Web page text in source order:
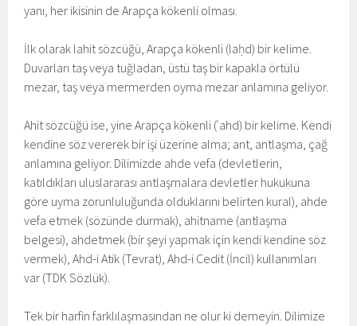
yanı, her ikisinin de Arapça kökenli olması.
İlk olarak lahit sözcüğü, Arapça kökenli (laḥd) bir kelime.
Duvarları taş veya tuğladan, üstü taş bir kapakla örtülü
mezar, taş veya mermerden oyma mezar anlamına geliyor.
Ahit sözcüğü ise, yine Arapça kökenli (ʿahd) bir kelime. Kendi
kendine söz vererek bir işi üzerine alma; ant, antlaşma, çağ
anlamına geliyor. Dilimizde ahde vefa (devletlerin,
katıldıkları uluslararası antlaşmalara devletler hukukuna
göre uyma zorunluluğunda olduklarını belirten kural), ahde
vefa etmek (sözünde durmak), ahitname (antlaşma
belgesi), ahdetmek (bir şeyi yapmak için kendi kendine söz
vermek), Ahd-i Atik (Tevrat), Ahd-i Cedit (İncil) kullanımları
var (TDK Sözlük).
Tek bir harfin farklılaşmasından ne olur ki demeyin. Dilimize